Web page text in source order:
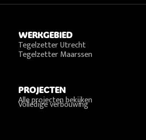
WERKGEBIED
Tegelzetter Utrecht
Tegelzetter Maarssen
PROJECTEN
Alle projecten bekijken
Volledige verbouwing